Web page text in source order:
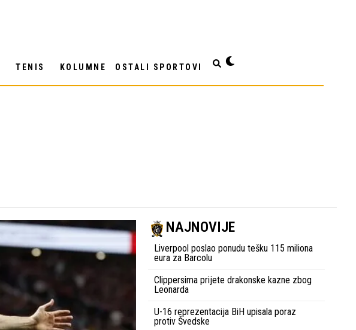
TENIS KOLUMNE OSTALI SPORTOVI
NAJNOVIJE
Liverpool poslao ponudu tešku 115 miliona
eura za Barcolu
Clippersima prijete drakonske kazne zbog
Leonarda
U-16 reprezentacija BiH upisala poraz
protiv Švedske